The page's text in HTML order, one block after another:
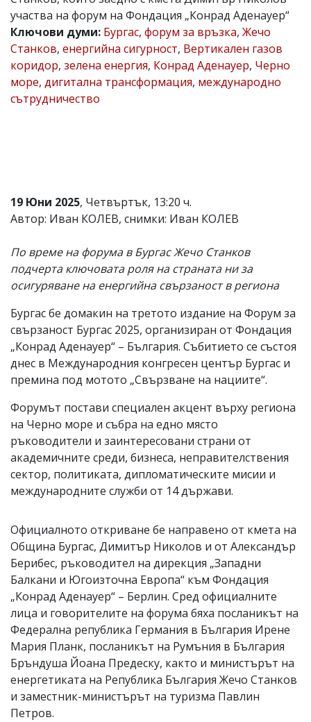
Коментарите
под
статиите
се
въвеждат
от
читателите
и
откриете
обиден
коментар,
моля
сигнализирайте
ни!
участва на форум на Фондация „Конрад Аденауер“
Ключови думи: Бургас, форум за връзка, Жечо
Станков, енергийна сигурност, Вертикален газов
коридор, зелена енергия, Конрад Аденауер, Черно
море, дигитална трансформация, международно
сътрудничество
19 Юни 2025, Четвъртък, 13:20 ч.
Автор: Иван КОЛЕВ, снимки: Иван КОЛЕВ
По време на форума в Бургас Жечо Станков
подчерта ключовата роля на страната ни за
осигуряване на енергийна свързаност в региона
Бургас бе домакин на третото издание на Форум за
свързаност Бургас 2025, организиран от Фондация
„Конрад Аденауер“ – България. Събитието се състоя
днес в Международния конгресен център Бургас и
премина под мотото „Свързване на нациите“.
Форумът постави специален акцент върху региона
на Черно море и събра на едно място
ръководители и заинтересовани страни от
академичните среди, бизнеса, неправителствения
сектор, политиката, дипломатическите мисии и
международните служби от 14 държави.
Официалното откриване бе направено от кмета на
Община Бургас, Димитър Николов и от Александър
Берибес, ръководител на дирекция „Западни
Балкани и Югоизточна Европа“ към Фондация
„Конрад Аденауер“ – Берлин. Сред официалните
лица и говорителите на форума бяха посланикът на
Федерална република Германия в България Ирене
Мария Планк, посланикът на Румъния в България
Бръндуша Йоана Предеску, както и министърът на
енергетиката на Република България Жечо Станков
и заместник-министърът на туризма Павлин
Петров.